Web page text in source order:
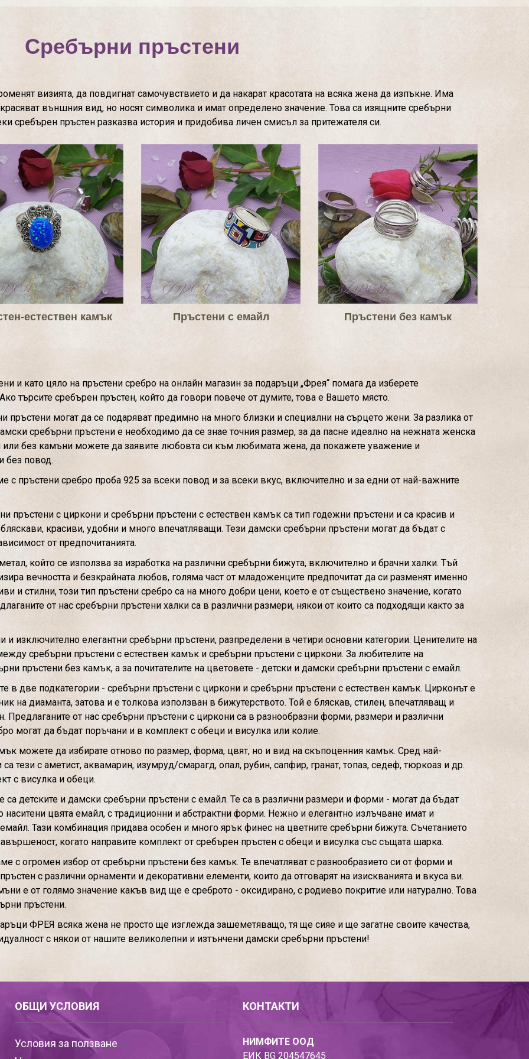
Сребърни пръстени
визията, да повдигнат самочувствието и да накарат красотата на всяка жена да изпъкне. Има
външния вид, но носят символика и имат определено значение. Това са изящните сребърни
сребърен пръстен разказва история и придобива личен смисъл за притежателя си.
естествен камък Пръстени с емайл Пръстени без камък
и като цяло на пръстени сребро на онлайн магазин за подаръци „Фрея“ помага да изберете
търсите сребърен пръстен, който да говори повече от думите, това е Вашето място.
могат да се подаряват предимно на много близки и специални на сърцето жени. За разлика от
сребърни пръстени е необходимо да се знае точния размер, за да пасне идеално на нежната женска
без камъни можете да заявите любовта си към любимата жена, да покажете уважение и
без повод.
с пръстени сребро проба 925 за всеки повод и за всеки вкус, включително и за едни от най-важните
пръстени с циркони и сребърни пръстени с естествен камък са тип годежни пръстени и са красив и
красиви, удобни и много впечатляващи. Тези дамски сребърни пръстени могат да бъдат с
от предпочитанията.
който се използва за изработка на различни сребърни бижута, включително и брачни халки. Тъй
вечността и безкрайната любов, голяма част от младоженците предпочитат да си разменят именно
и стилни, този тип пръстени сребро са на много добри цени, което е от съществено значение, когато
от нас сребърни пръстени халки са в различни размери, някои от които са подходящи както за
изключително елегантни сребърни пръстени, разпределени в четири основни категории. Ценителите на
сребърни пръстени с естествен камък и сребърни пръстени с циркони. За любителите на
пръстени без камък, а за почитателите на цветовете - детски и дамски сребърни пръстени с емайл.
в две подкатегории - сребърни пръстени с циркони и сребърни пръстени с естествен камък. Цирконът е
на диаманта, затова и е толкова използван в бижутерството. Той е бляскав, стилен, впечатляващ и
Предлаганите от нас сребърни пръстени с циркони са в разнообразни форми, размери и различни
могат да бъдат поръчани и в комплект с обеци и висулка или колие.
можете да избирате отново по размер, форма, цвят, но и вид на скъпоценния камък. Сред най-
тези с аметист, аквамарин, изумруд/смарагд, опал, рубин, сапфир, гранат, топаз, седеф, тюркоаз и др.
с висулка и обеци.
детските и дамски сребърни пръстени с емайл. Те са в различни размери и форми - могат да бъдат
наситени цвята емайл, с традиционни и абстрактни форми. Нежно и елегантно излъчване имат и
Тази комбинация придава особен и много ярък финес на цветните сребърни бижута. Съчетанието
когато направите комплект от сребърен пръстен с обеци и висулка със същата шарка.
с огромен избор от сребърни пръстени без камък. Те впечатляват с разнообразието си от форми и
с различни орнаменти и декоративни елементи, които да отговарят на изискванията и вкуса ви.
е от голямо значение какъв вид ще е среброто - оксидирано, с родиево покритие или натурално. Това
пръстени.
ФРЕЯ всяка жена не просто ще изглежда зашеметяващо, тя ще сияе и ще загатне своите качества,
с някои от нашите великолепни и изтънчени дамски сребърни пръстени!
ОБЩИ УСЛОВИЯ
Условия за ползване
КОНТАКТИ
НИМФИТЕ ООД
ЕИК BG 204547645